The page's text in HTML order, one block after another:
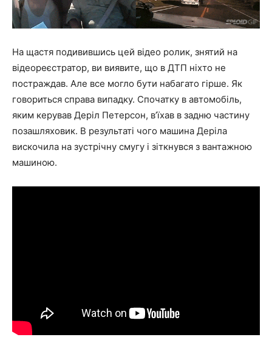
На щастя подивившись цей відео ролик, знятий на
відеореєстратор, ви виявите, що в ДТП ніхто не
постраждав. Але все могло бути набагато гірше. Як
говориться справа випадку. Спочатку в автомобіль,
яким керував Деріл Петерсон, в’їхав в задню частину
позашляховик. В результаті чого машина Деріла
вискочила на зустрічну смугу і зіткнувся з вантажною
машиною.